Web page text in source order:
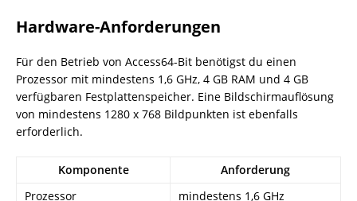
Hardware-Anforderungen
Für den Betrieb von Access64-Bit benötigst du einen
Prozessor mit mindestens 1,6 GHz, 4 GB RAM und 4 GB
verfügbaren Festplattenspeicher. Eine Bildschirmauflösung
von mindestens 1280 x 768 Bildpunkten ist ebenfalls
erforderlich.
Komponente
Anforderung
Prozessor
mindestens 1,6 GHz